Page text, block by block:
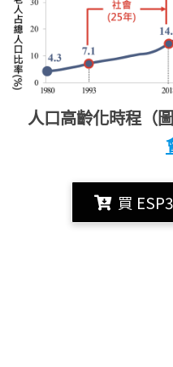
人口高齡化時程（
買